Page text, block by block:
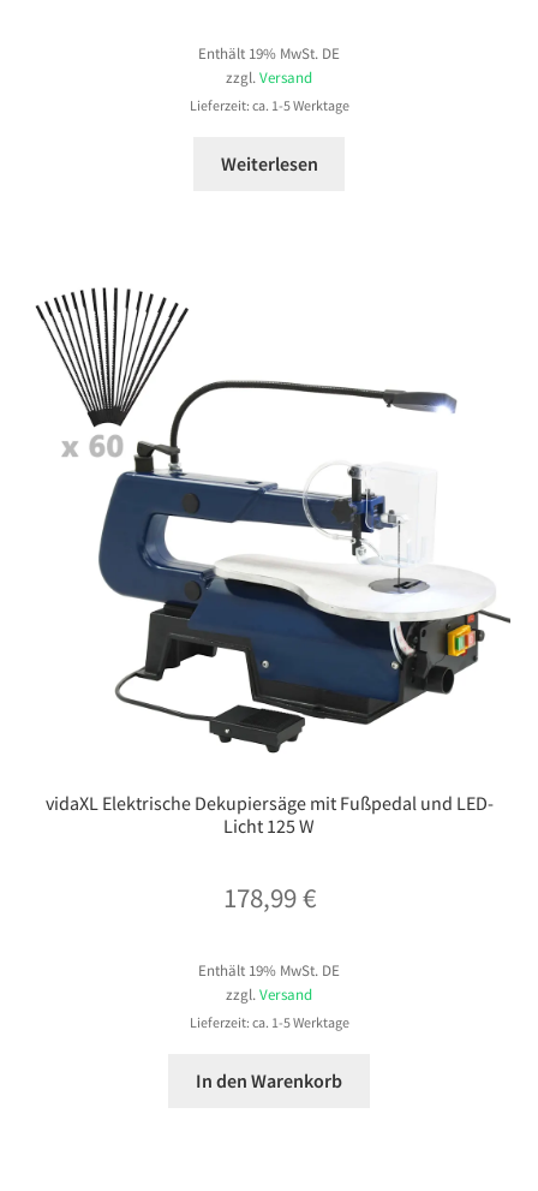
Enthält 19% MwSt. DE
zzgl.Versand
Lieferzeit: ca. 1-5 Werktage
Weiterlesen
vidaXL Elektrische Dekupiersäge mit Fußpedal und LED-
Licht 125 W
178,99€
Enthält 19% MwSt. DE
zzgl.Versand
Lieferzeit: ca. 1-5 Werktage
In den Warenkorb